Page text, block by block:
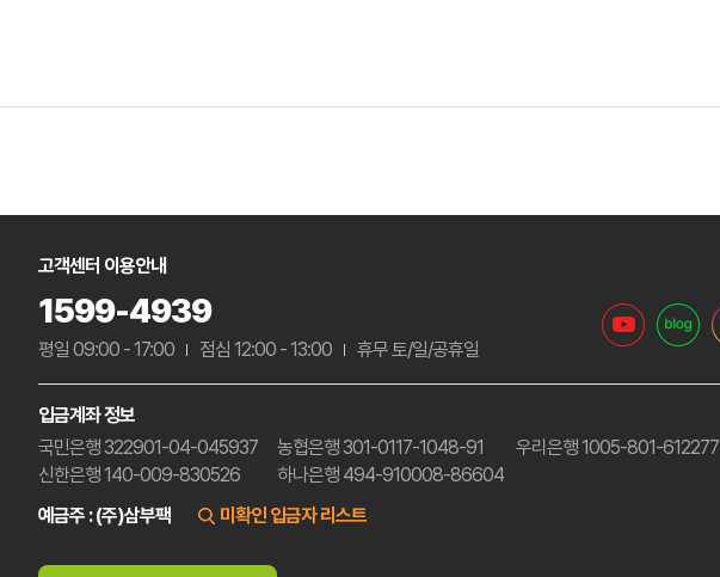
고객센터 이용안내
1599-4939
평일 09:00 - 17:00 점심 12:00 - 13:00 휴무 토/일/공휴일
입금계좌 정보
국민은행 322901-04-045937
농협은행 301-0117-1048-91
우리은행 1005-801-612277
신한은행 140-009-830526
하나은행 494-910008-86604
예금주 : (주)삼부팩
미확인 입금자 리스트